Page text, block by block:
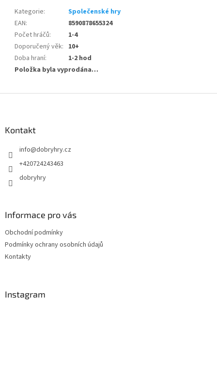
Kategorie:
Společenské hry
EAN:
8590878655324
Počet hráčů:
1-4
Doporučený věk: 10+
Doba hraní:
1-2 hod
Položka byla vyprodána…
Kontakt
info@dobryhry.cz
+420724243463
dobryhry
Informace pro vás
Obchodní podmínky
Podmínky ochrany osobních údajů
Kontakty
Instagram